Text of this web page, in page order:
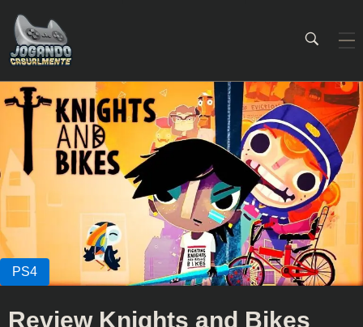
Jogando Casualmente
Conteúdo family friendly sobre games! Desde 2019 analisando jogos.
Review Knights and Bikes